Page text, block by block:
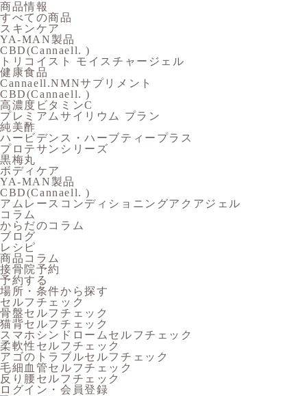
商品情報
すべての商品
スキンケア
YA-MAN製品
CBD(Cannaell. )
トリコイスト モイスチャージェル
健康食品
Cannaell.NMNサプリメント
CBD(Cannaell. )
高濃度ビタミンC
プレミアムサイリウム プラン
純美酢
ハービデンス・ハーブティープラス
プロテサンシリーズ
黒梅丸
ボディケア
YA-MAN製品
CBD(Cannaell. )
アムレースコンディショニングアクアジェル
コラム
からだのコラム
ブログ
レシピ
商品コラム
接骨院予約
予約する
場所・条件から探す
セルフチェック
骨盤セルフチェック
猫背セルフチェック
スマホシンドロームセルフチェック
柔軟性セルフチェック
アゴのトラブルセルフチェック
毛細血管セルフチェック
反り腰セルフチェック
ログイン・会員登録